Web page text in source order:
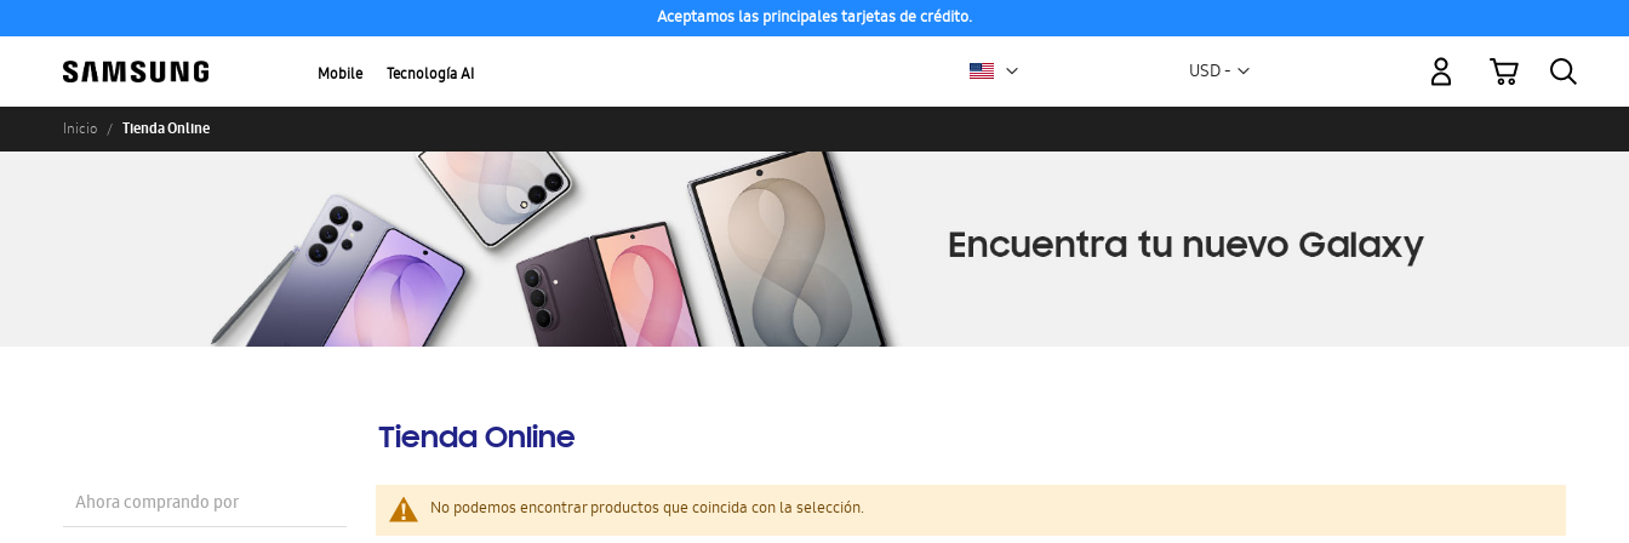
Aceptamos las principales tarjetas de crédito.
Mobile Tecnología AI Moneda
USD -
Mi carrito
Inicio Tienda Online
Tienda Online
No podemos encontrar productos que coincida con la selección.
Ahora comprando por